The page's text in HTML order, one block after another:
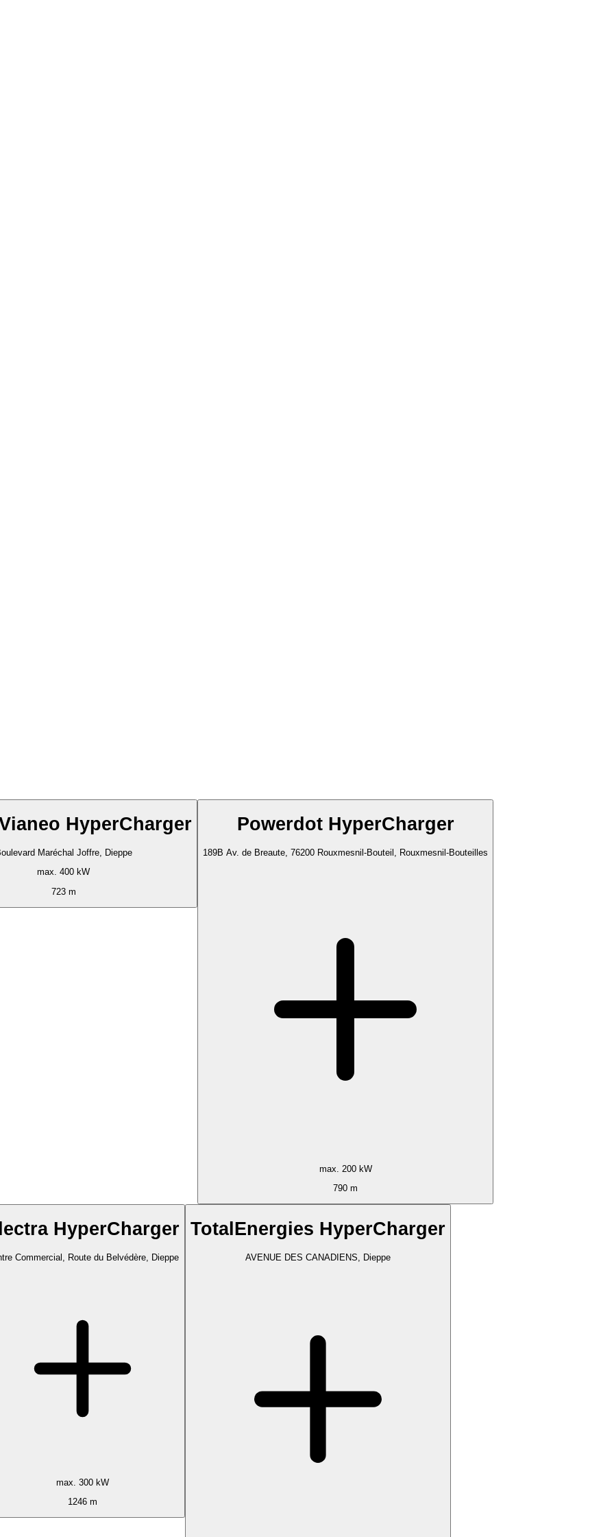
HyperCharger
Maréchal Joffre, Dieppe
max. 400 kW
723 m
Powerdot HyperCharger
189B Av. de Breaute, 76200 Rouxmesnil-Bouteil, Rouxmesnil-Bouteilles
max. 200 kW
790 m
HyperCharger
Commercial, Route du Belvédère, Dieppe
max. 300 kW
1246 m
TotalEnergies HyperCharger
AVENUE DES CANADIENS, Dieppe